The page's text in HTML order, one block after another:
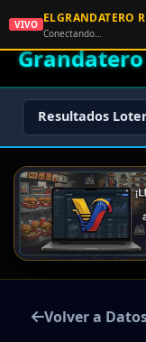
🌟 El
Grandatero
Resultados
Volver a
VIVO ELGRANDATERO
Conectando…